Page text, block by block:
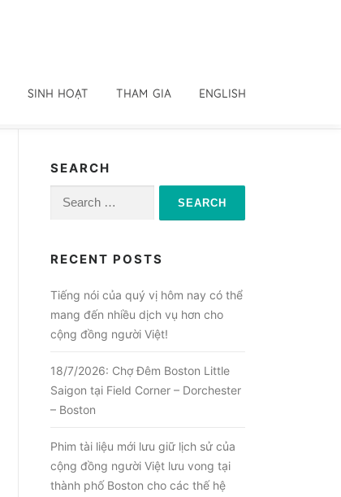
SINH HOẠT THAM GIA ENGLISH
SEARCH
Search
RECENT POSTS
Tiếng nói của quý vị hôm nay có thể
mang đến nhiều dịch vụ hơn cho
cộng đồng người Việt!
18/7/2026: Chợ Đêm Boston Little
Saigon tại Field Corner – Dorchester
– Boston
Phim tài liệu mới lưu giữ lịch sử của
cộng đồng người Việt lưu vong tại
thành phố Boston cho các thế hệ